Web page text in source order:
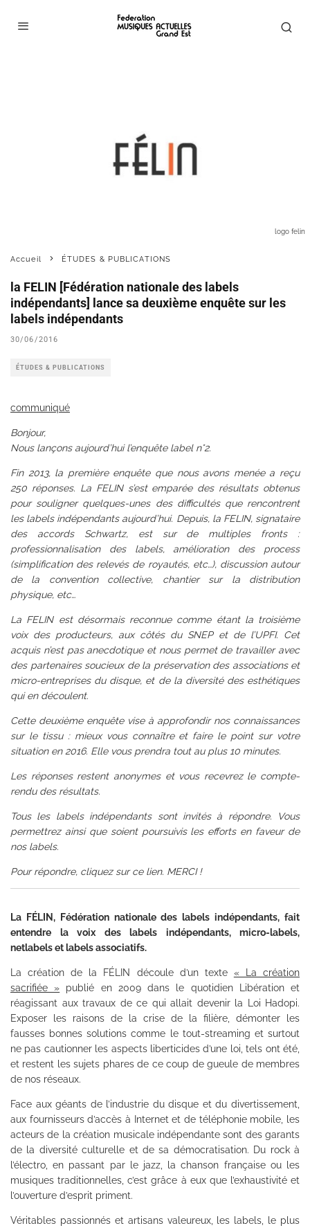
logo felin
Accueil ÉTUDES & PUBLICATIONS
la FELIN [Fédération nationale des labels
indépendants] lance sa deuxième enquête sur les
labels indépendants
30/06/2016
ÉTUDES & PUBLICATIONS
communiqué
Bonjour,
Nous lançons aujourd’hui l’enquête label n°2.
Fin 2013, la première enquête que nous avons menée a reçu
250 réponses. La FELIN s’est emparée des résultats obtenus
pour souligner quelques-unes des difficultés que rencontrent
les labels indépendants aujourd’hui. Depuis, la FELIN, signataire
des accords Schwartz, est sur de multiples fronts :
professionnalisation des labels, amélioration des process
(simplification des relevés de royautés, etc…), discussion autour
de la convention collective, chantier sur la distribution
physique, etc…
La FELIN est désormais reconnue comme étant la troisième
voix des producteurs, aux côtés du SNEP et de l’UPFI. Cet
acquis n’est pas anecdotique et nous permet de travailler avec
des partenaires soucieux de la préservation des associations et
micro-entreprises du disque, et de la diversité des esthétiques
qui en découlent.
Cette deuxième enquête vise à approfondir nos connaissances
sur le tissu : mieux vous connaître et faire le point sur votre
situation en 2016. Elle vous prendra tout au plus 10 minutes.
Les réponses restent anonymes et vous recevrez le compte-
rendu des résultats.
Tous les labels indépendants sont invités à répondre. Vous
permettrez ainsi que soient poursuivis les efforts en faveur de
nos labels.
Pour répondre, cliquez sur ce lien. MERCI !
La FÉLIN, Fédération nationale des labels indépendants, fait
entendre la voix des labels indépendants, micro-labels,
netlabels et labels associatifs.
La création de la FÉLIN découle d’un texte « La création
sacrifiée » publié en 2009 dans le quotidien Libération et
réagissant aux travaux de ce qui allait devenir la Loi Hadopi.
Exposer les raisons de la crise de la filière, démonter les
fausses bonnes solutions comme le tout-streaming et surtout
ne pas cautionner les aspects liberticides d’une loi, tels ont été,
et restent les sujets phares de ce coup de gueule de membres
de nos réseaux.
Face aux géants de l’industrie du disque et du divertissement,
aux fournisseurs d’accès à Internet et de téléphonie mobile, les
acteurs de la création musicale indépendante sont des garants
de la diversité culturelle et de sa démocratisation. Du rock à
l’électro, en passant par le jazz, la chanson française ou les
musiques traditionnelles, c’est grâce à eux que l’exhaustivité et
l’ouverture d’esprit priment.
Véritables passionnés et artisans valeureux, les labels, le plus